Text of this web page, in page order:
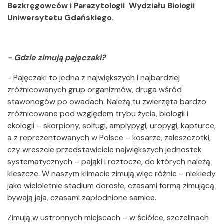
Bezkręgowców i Parazytologii Wydziału Biologii
Uniwersytetu Gdańskiego.
- Gdzie zimują pajęczaki?
- Pajęczaki to jedna z największych i najbardziej
zróżnicowanych grup organizmów, druga wśród
stawonogów po owadach. Należą tu zwierzęta bardzo
zróżnicowane pod względem trybu życia, biologii i
ekologii – skorpiony, solfugi, amplypygi, uropygi, kapturce,
a z reprezentowanych w Polsce – kosarze, zaleszczotki,
czy wreszcie przedstawiciele największych jednostek
systematycznych – pająki i roztocze, do których należą
kleszcze. W naszym klimacie zimują więc różnie – niekiedy
jako wieloletnie stadium dorosłe, czasami formą zimującą
bywają jaja, czasami zapłodnione samice.
Zimują w ustronnych miejscach – w ściółce, szczelinach